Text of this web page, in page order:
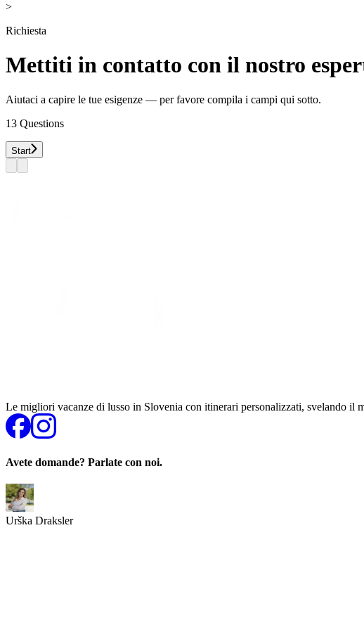
>
Richiesta
Mettiti in contatto con il nostro
Aiutaci a capire le tue esigenze — per favore compila i campi qui sotto.
13 Questions
Start
Le migliori vacanze di lusso in Slovenia con itinerari personalizzati, svelando il
Avete domande? Parlate con noi.
Urška Draksler